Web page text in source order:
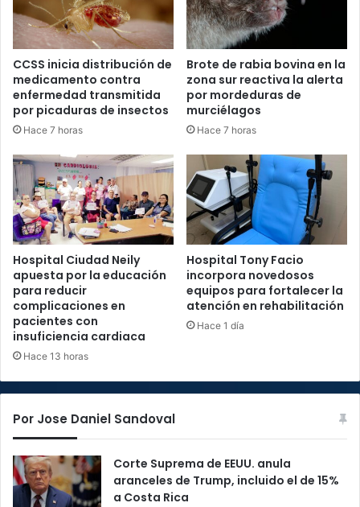
CCSS inicia distribución de
medicamento contra
enfermedad transmitida
por picaduras de insectos
Hace 7 horas
Brote de rabia bovina en la
zona sur reactiva la alerta
por mordeduras de
murciélagos
Hace 7 horas
Hospital Ciudad Neily
apuesta por la educación
para reducir
complicaciones en
pacientes con
insuficiencia cardiaca
Hace 13 horas
Hospital Tony Facio
incorpora novedosos
equipos para fortalecer la
atención en rehabilitación
Hace 1 día
Por Jose Daniel Sandoval
Corte Suprema de EEUU. anula
aranceles de Trump, incluido el de 15%
a Costa Rica